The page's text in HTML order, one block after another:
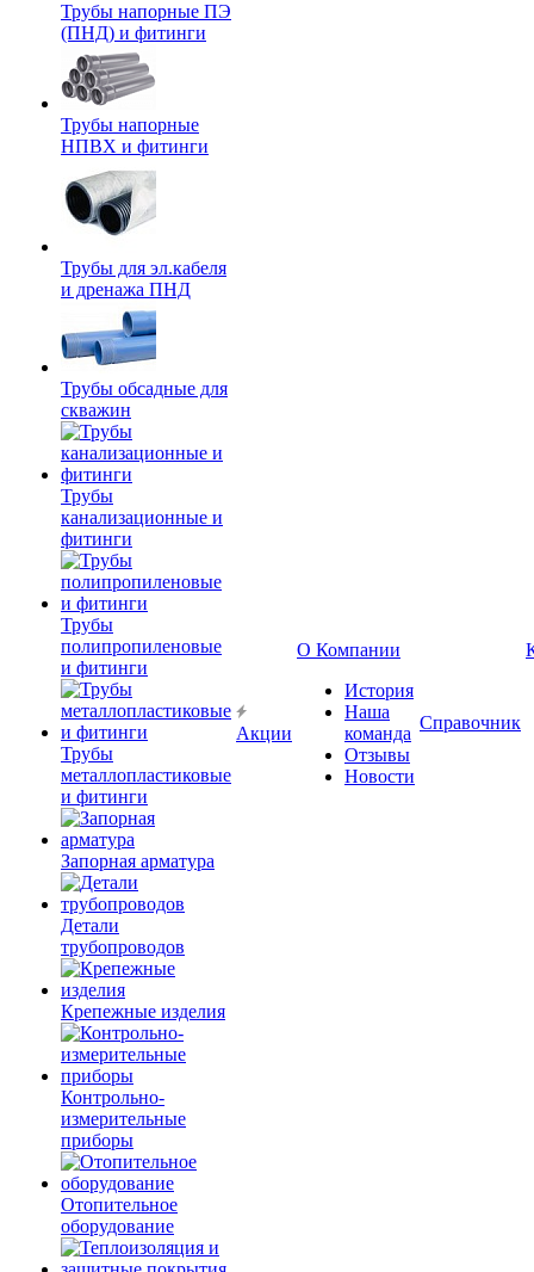
Трубы напорные ПЭ
(ПНД) и фитинги
Трубы напорные
НПВХ и фитинги
Трубы для эл.кабеля
и дренажа ПНД
Трубы обсадные для
скважин
Трубы
канализационные и
фитинги
Трубы
полипропиленовые
и фитинги
Трубы
металлопластиковые
и фитинги
Запорная арматура
Детали
трубопроводов
Крепежные изделия
Контрольно-
измерительные
приборы
Отопительное
оборудование
Акции
О Компании
История
Наша
команда
Отзывы
Новости
Справочник